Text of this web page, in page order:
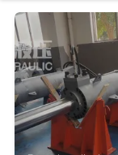
VIDÉOS
À
PROPOS
DE